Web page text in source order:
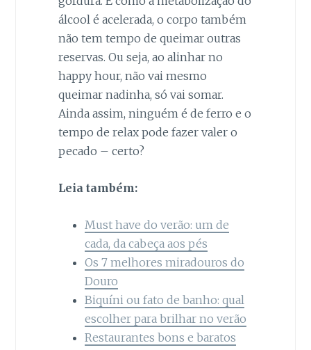
álcool é acelerada, o corpo também
não tem tempo de queimar outras
reservas. Ou seja, ao alinhar no
happy hour, não vai mesmo
queimar nadinha, só vai somar.
Ainda assim, ninguém é de ferro e o
tempo de relax pode fazer valer o
pecado – certo?
Leia também:
Must have do verão: um de
cada, da cabeça aos pés
Os 7 melhores miradouros do
Douro
Biquíni ou fato de banho: qual
escolher para brilhar no verão
Restaurantes bons e baratos